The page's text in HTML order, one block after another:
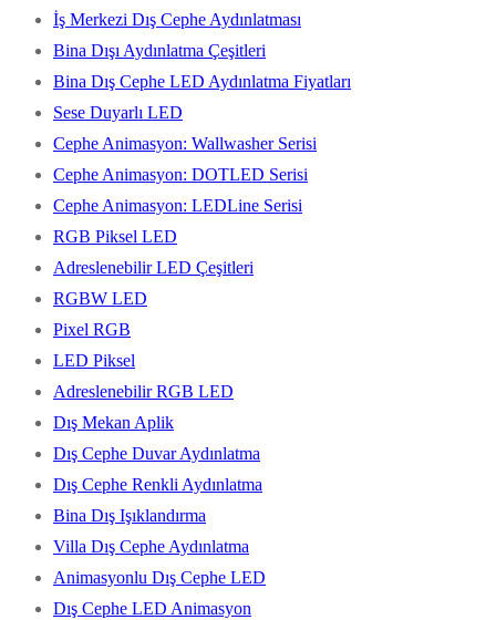
İş Merkezi Dış Cephe Aydınlatması
Bina Dışı Aydınlatma Çeşitleri
Bina Dış Cephe LED Aydınlatma Fiyatları
Sese Duyarlı LED
Cephe Animasyon: Wallwasher Serisi
Cephe Animasyon: DOTLED Serisi
Cephe Animasyon: LEDLine Serisi
RGB Piksel LED
Adreslenebilir LED Çeşitleri
RGBW LED
Pixel RGB
LED Piksel
Adreslenebilir RGB LED
Dış Mekan Aplik
Dış Cephe Duvar Aydınlatma
Dış Cephe Renkli Aydınlatma
Bina Dış Işıklandırma
Villa Dış Cephe Aydınlatma
Animasyonlu Dış Cephe LED
Dış Cephe LED Animasyon